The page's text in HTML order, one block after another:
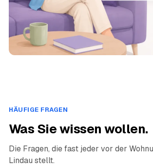
HÄUFIGE FRAGEN
Was Sie wissen wollen.
Die Fragen, die fast jeder vor der
Lindau stellt.